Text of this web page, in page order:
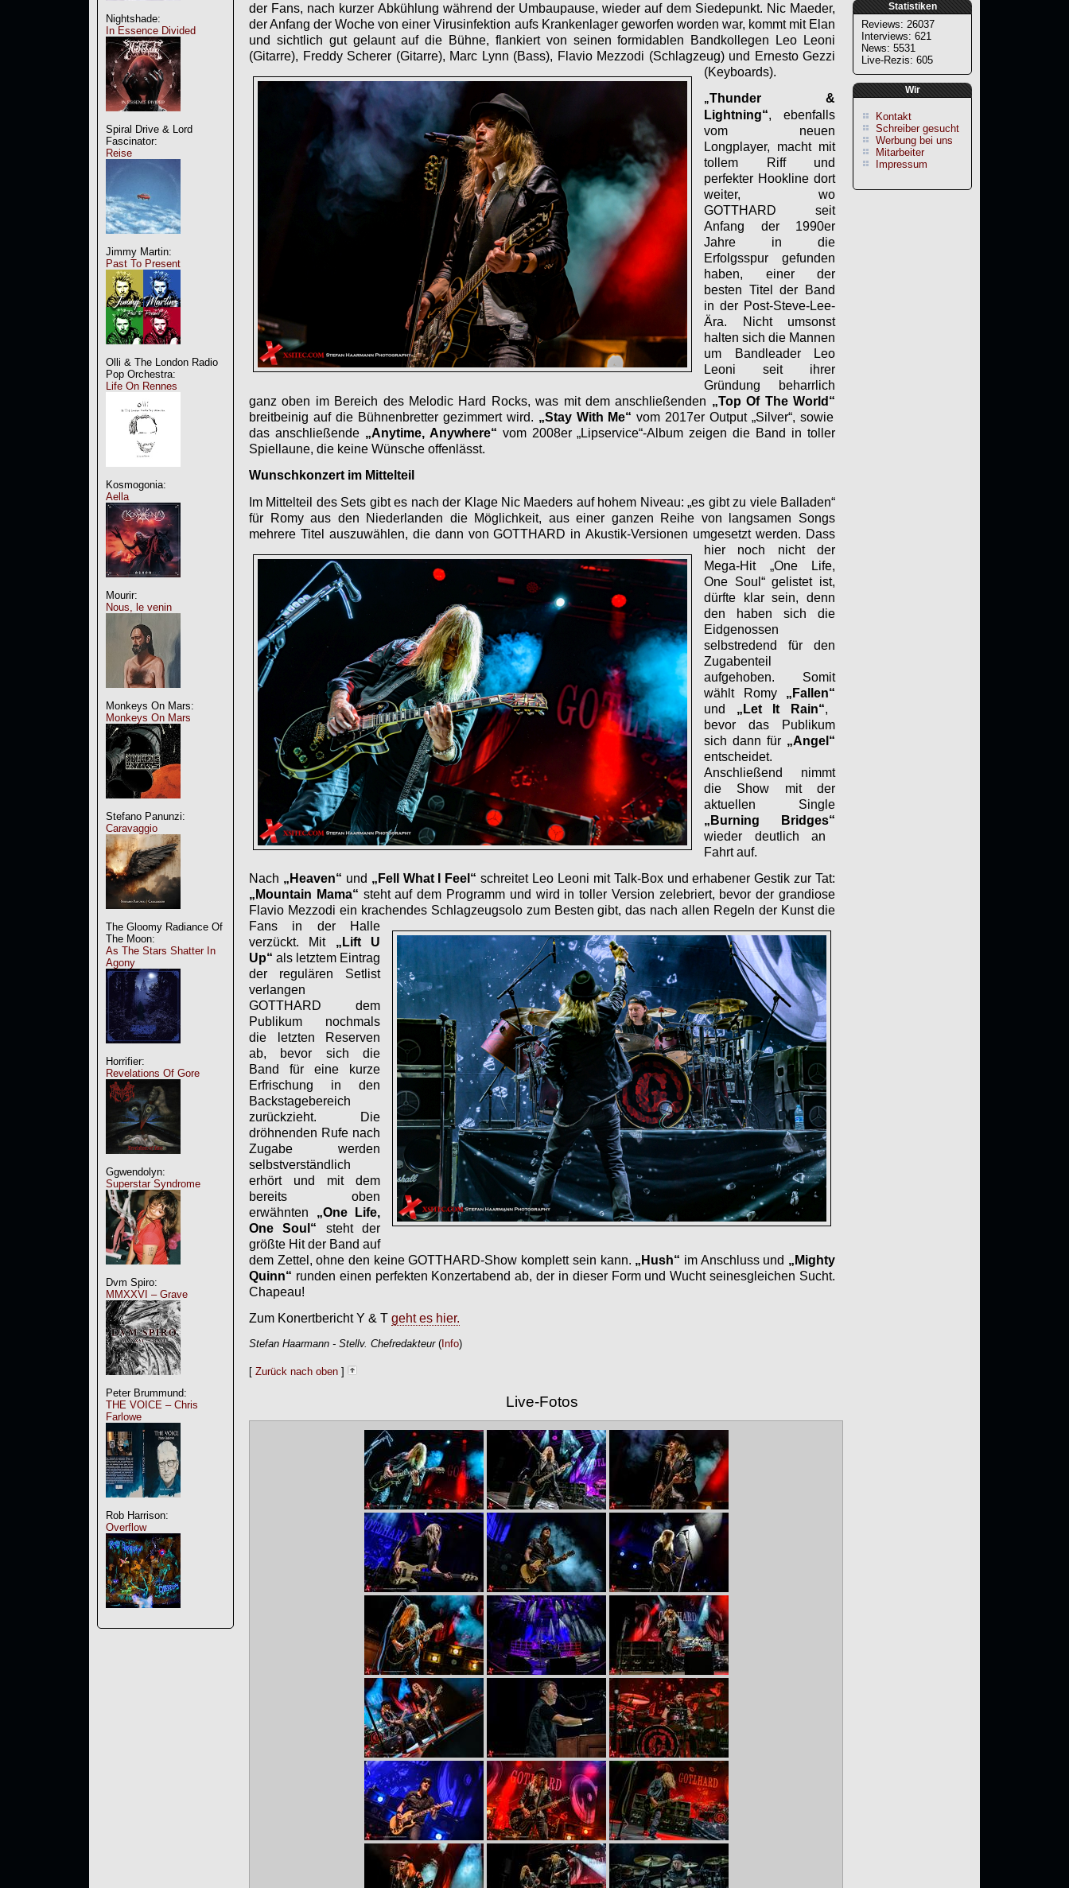
Nightshade:
In Essence Divided
Spiral Drive & Lord
Fascinator:
Reise
Jimmy Martin:
Past To Present
Olli & The London Radio
Pop Orchestra:
Life On Rennes
Kosmogonia:
Aella
Mourir:
Nous, le venin
Monkeys On Mars:
Monkeys On Mars
Stefano Panunzi:
Caravaggio
The Gloomy Radiance Of
The Moon:
As The Stars Shatter In
Agony
Horrifier:
Revelations Of Gore
Ggwendolyn:
Superstar Syndrome
Dvm Spiro:
MMXXVI – Grave
Peter Brummund:
THE VOICE – Chris
Farlowe
Rob Harrison:
Overflow
Statistiken
Reviews: 26037
Interviews: 621
News: 5531
Live-Rezis: 605
Wir
Kontakt
Schreiber gesucht
Werbung bei uns
Mitarbeiter
Impressum
der Fans, nach kurzer Abkühlung während der Umbaupause, wieder auf dem Siedepunkt. Nic Maeder,
der Anfang der Woche von einer Virusinfektion aufs Krankenlager geworfen worden war, kommt mit Elan
und sichtlich gut gelaunt auf die Bühne, flankiert von seinen formidablen Bandkollegen Leo Leoni
(Gitarre), Freddy Scherer (Gitarre), Marc Lynn (Bass), Flavio Mezzodi (Schlagzeug) und Ernesto Gezzi
(Keyboards).
„Thunder &
Lightning“, ebenfalls
vom neuen
Longplayer, macht mit
tollem Riff und
perfekter Hookline dort
weiter, wo
GOTTHARD seit
Anfang der 1990er
Jahre in die
Erfolgsspur gefunden
haben, einer der
besten Titel der Band
in der Post-Steve-Lee-
Ära. Nicht umsonst
halten sich die Mannen
um Bandleader Leo
Leoni seit ihrer
Gründung beharrlich
ganz oben im Bereich des Melodic Hard Rocks, was mit dem anschließenden „Top Of The World“
breitbeinig auf die Bühnenbretter gezimmert wird. „Stay With Me“ vom 2017er Output „Silver“, sowie
das anschließende „Anytime, Anywhere“ vom 2008er „Lipservice“-Album zeigen die Band in toller
Spiellaune, die keine Wünsche offenlässt.
Wunschkonzert im Mittelteil
Im Mittelteil des Sets gibt es nach der Klage Nic Maeders auf hohem Niveau: „es gibt zu viele Balladen“
für Romy aus den Niederlanden die Möglichkeit, aus einer ganzen Reihe von langsamen Songs
mehrere Titel auszuwählen, die dann von GOTTHARD inAkustik-Versionen umgesetzt werden. Dass
hier noch nicht der
Mega-Hit „One Life,
One Soul“ gelistet ist,
dürfte klar sein, denn
den haben sich die
Eidgenossen
selbstredend für den
Zugabenteil
aufgehoben. Somit
wählt Romy „Fallen“
und „Let It Rain“,
bevor das Publikum
sich dann für „Angel“
entscheidet.
Anschließend nimmt
die Show mit der
aktuellen Single
„Burning Bridges“
wieder deutlich an
Fahrt auf.
Nach „Heaven“ und „Fell What I Feel“ schreitet Leo Leoni mit Talk-Box und erhabener Gestik zur Tat:
„Mountain Mama“ steht auf dem Programm und wird in toller Version zelebriert, bevor der grandiose
Flavio Mezzodi ein krachendes Schlagzeugsolo zum Besten gibt, das nach allen Regeln der Kunst die
Fans in der
Halle
verzückt. Mit „Lift U
Up“ als letztem Eintrag
der regulären Setlist
verlangen
GOTTHARD dem
Publikum nochmals
die letzten Reserven
ab, bevor sich die
Band für eine kurze
Erfrischung in den
Backstagebereich
zurückzieht. Die
dröhnenden Rufe nach
Zugabe werden
selbstverständlich
erhört und mit dem
bereits oben
erwähnten „One Life,
One Soul“ steht der
größte Hit der Band auf
dem Zettel, ohne den keine GOTTHARD-Show komplett sein kann. „Hush“ im Anschluss und „Mighty
Quinn“ runden einen perfekten Konzertabend ab, der in dieser Form und Wucht seinesgleichen Sucht.
Chapeau!
Zum Konertbericht Y & T geht es hier.
Stefan Haarmann - Stellv. Chefredakteur( Info)
[ Zurück nach oben ]
Live-Fotos